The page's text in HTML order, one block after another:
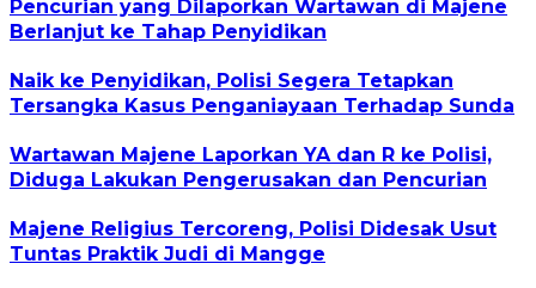
Pencurian yang Dilaporkan Wartawan di Majene
Berlanjut ke Tahap Penyidikan
Naik ke Penyidikan, Polisi Segera Tetapkan
Tersangka Kasus Penganiayaan Terhadap Sunda
Wartawan Majene Laporkan YA dan R ke Polisi,
Diduga Lakukan Pengerusakan dan Pencurian
Majene Religius Tercoreng, Polisi Didesak Usut
Tuntas Praktik Judi di Mangge